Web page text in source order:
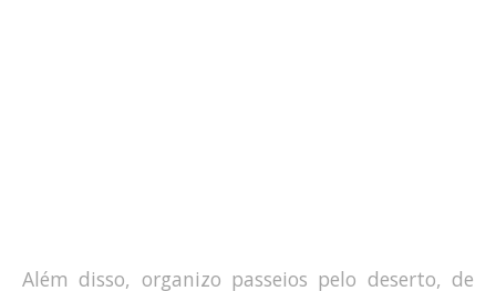
Além disso, organizo passeios pelo deserto, de